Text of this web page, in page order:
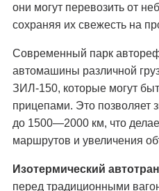
они могут перевозить от
сохраняя их свежесть на
Современный парк
автомашины различной
ЗИЛ-150, которые могут
прицепами. Это позволяет
до 1500—2000 км, что
маршрутов и увеличения
Изотермический
перед традиционными